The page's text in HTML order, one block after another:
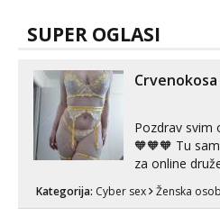
SUPER OGLASI
Pozdrav svim
🧡🧡🧡 Tu
za online
možete
ako vam
Kategorija: Cyber sex Ženska